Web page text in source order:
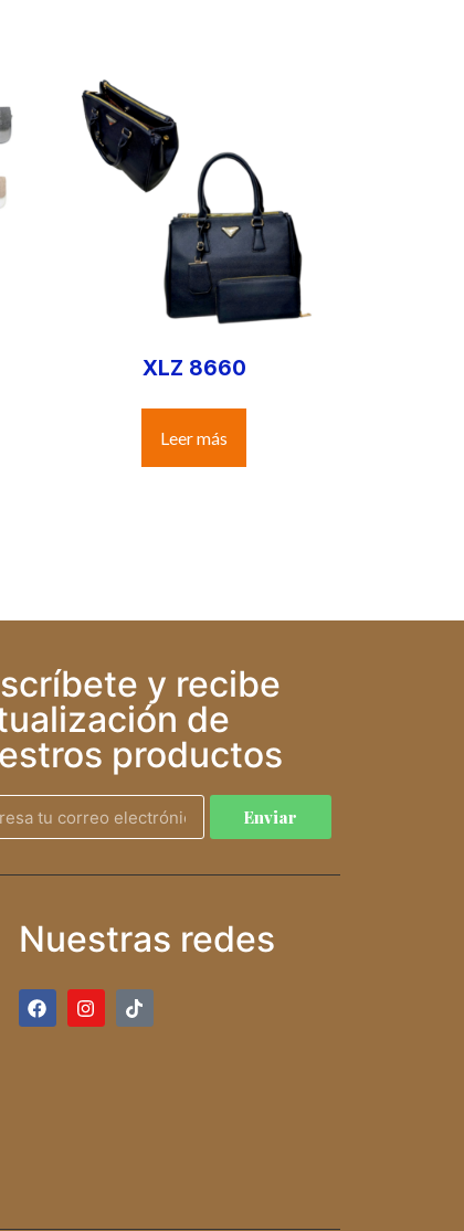
XLZ 8660
Leer más
y recibe
de
productos
Enviar
Nuestras redes